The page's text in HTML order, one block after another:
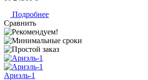
Подробнее
Сравнить
Ариэль-1